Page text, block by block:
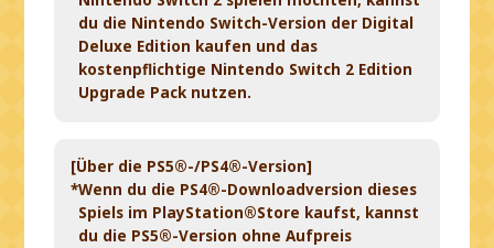
du die Nintendo Switch-Version der Digital
Deluxe Edition kaufen und das
kostenpflichtige Nintendo Switch 2 Edition
Upgrade Pack nutzen.
[Über die PS5®-/PS4®-Version]
*Wenn du die PS4®-Downloadversion dieses
Spiels im PlayStation®Store kaufst, kannst
du die PS5®-Version ohne Aufpreis